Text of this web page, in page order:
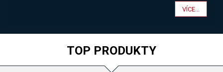
VÍCE...
TOP PRODUKTY